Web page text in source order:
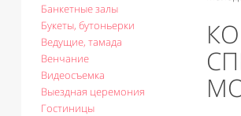
Банкетные залы
Букеты, бутоньерки
Ведущие, тамада
Венчание
Видеосъемка
Выездная церемония
Гостиницы